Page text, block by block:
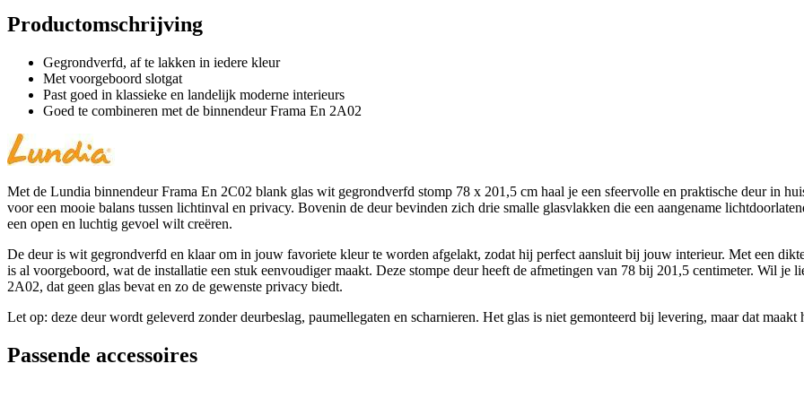
Productomschrijving
Gegrondverfd, af te lakken in iedere kleur
Met voorgeboord slotgat
Past goed in klassieke en landelijk moderne interieurs
Goed te combineren met de binnendeur Frama En 2A02
Met de Lundia binnendeur Frama En 2C02 blank glas wit gegrondverfd stomp 78 x 201,5 cm haal je een sfeervolle en praktische deur in
voor een mooie balans tussen lichtinval en privacy. Bovenin de deur bevinden zich drie smalle glasvlakken die een aangename
een open en luchtig gevoel wilt creëren.
De deur is wit gegrondverfd en klaar om in jouw favoriete kleur te worden afgelakt, zodat hij perfect aansluit bij jouw interieur. Met een
is al voorgeboord, wat de installatie een stuk eenvoudiger maakt. Deze stompe deur heeft de afmetingen van 78 bij 201,5 centimeter. Wil
2A02, dat geen glas bevat en zo de gewenste privacy biedt.
Let op: deze deur wordt geleverd zonder deurbeslag, paumellegaten en scharnieren. Het glas is niet gemonteerd bij levering, maar dat
Passende accessoires